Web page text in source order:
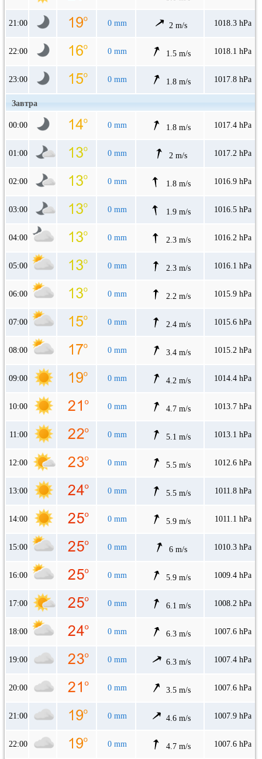
21:00 0 mm 2 m/s 1018.3 hPa
22:00 0 mm 1.5 m/s 1018.1 hPa
23:00 0 mm 1.8 m/s 1017.8 hPa
Завтра
00:00 0 mm 1.8 m/s 1017.4 hPa
01:00 0 mm 2 m/s 1017.2 hPa
02:00 0 mm 1.8 m/s 1016.9 hPa
03:00 0 mm 1.9 m/s 1016.5 hPa
04:00 0 mm 2.3 m/s 1016.2 hPa
05:00 0 mm 2.3 m/s 1016.1 hPa
06:00 0 mm 2.2 m/s 1015.9 hPa
07:00 0 mm 2.4 m/s 1015.6 hPa
08:00 0 mm 3.4 m/s 1015.2 hPa
09:00 0 mm 4.2 m/s 1014.4 hPa
10:00 0 mm 4.7 m/s 1013.7 hPa
11:00 0 mm 5.1 m/s 1013.1 hPa
12:00 0 mm 5.5 m/s 1012.6 hPa
13:00 0 mm 5.5 m/s 1011.8 hPa
14:00 0 mm 5.9 m/s 1011.1 hPa
15:00 0 mm 6 m/s 1010.3 hPa
16:00 0 mm 5.9 m/s 1009.4 hPa
17:00 0 mm 6.1 m/s 1008.2 hPa
18:00 0 mm 6.3 m/s 1007.6 hPa
19:00 0 mm 6.3 m/s 1007.4 hPa
20:00 0 mm 3.5 m/s 1007.6 hPa
21:00 0 mm 4.6 m/s 1007.9 hPa
22:00 0 mm 4.7 m/s 1007.6 hPa